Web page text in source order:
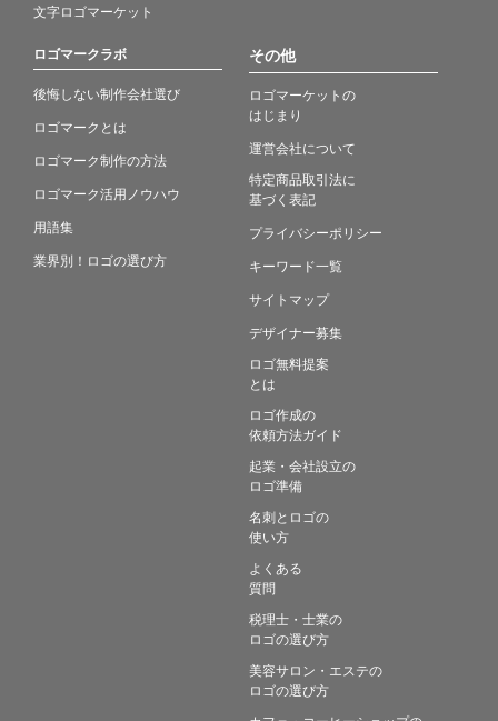
文字ロゴマーケット
ロゴマークラボ
後悔しない制作会社選び
ロゴマークとは
ロゴマーク制作の方法
ロゴマーク活用ノウハウ
用語集
業界別！ロゴの選び方
その他
ロゴマーケットの
はじまり
運営会社について
特定商品取引法に
基づく表記
プライバシーポリシー
キーワード一覧
サイトマップ
デザイナー募集
ロゴ無料提案
とは
ロゴ作成の
依頼方法ガイド
起業・会社設立の
ロゴ準備
名刺とロゴの
使い方
よくある
質問
税理士・士業の
ロゴの選び方
美容サロン・エステの
ロゴの選び方